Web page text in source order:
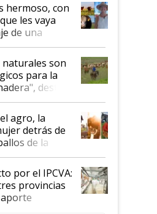
hermoso, con
les vaya
de una
sobre las
se abren
con
son
para la
destaca
ya reúne a 46
en Argentina
agro, la
detrás de
de la
mitos que
a estos
me
seguí
por el IPCVA:
provincias